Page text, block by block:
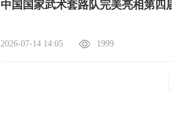
中国国家武术套路队完美亮相第四
2026-07-14 14:05 1999